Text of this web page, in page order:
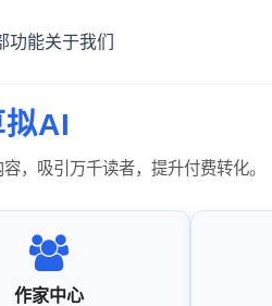
功能关于我们
AI
，吸引万千读者，提升付费转化。
作家中心